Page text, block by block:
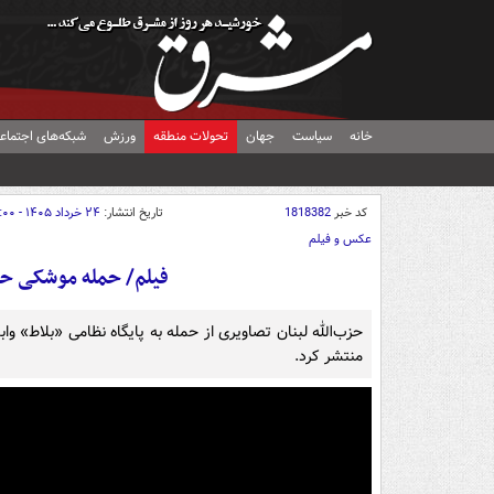
خانه سیاست جهان تحولات منطقه ورزش شبکه‌های
کد خبر1818382 تاریخ انتشار: ۲۴ خرداد ۱۴۰۵ - ۲۲:۰۰
عکس و فیلم
فیلم/ حمله موشکی
حزب‌الله لبنان تصاویری از حمله به پایگاه نظامی
منتشر کرد.